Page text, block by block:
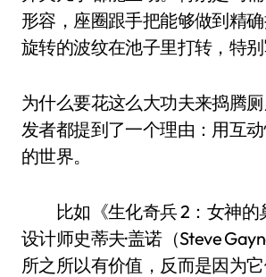
形容，座圈跟手把能够做到精
旋转的波纹在池子里打转，特别
为什么要花这么大功夫来捣腾
发者都提到了一个理由：用互
的世界。
比如《生化奇兵 2：女神的
设计师史蒂夫·盖诺（Steve
所之所以有价值，反而是因为